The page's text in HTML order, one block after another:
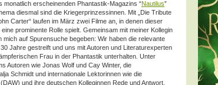
monatlich erscheinenden Phantastik-Magazins “Nautilus”
diesmal sind die Kriegerprinzessinnen. Mit „Die Tribute
Carter“ laufen im März zwei Filme an, in denen dieser
prominente Rolle spielt. Gemeinsam mit meiner Kollegin
mich auf Spurensuche begeben: Wir haben die relevante
Jahre gestreift und uns mit Autoren und Literaturexperten
Frau in der Phantastik unterhalten. Unter
Autoren wie Jonas Wolf und Cay Winter, die
Schmidt und internationale Lektorinnen wie die
und ihre deutschen Kolleginnen Rede und Antwort.